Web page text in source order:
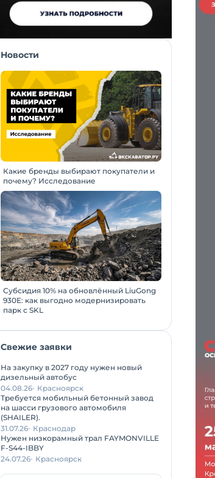
Новости
Какие бренды выбирают покупатели и
почему? Исследование
Субсидия 10% на обновлённый LiuGong
930E: как выгодно модернизировать
парк с SKL
Свежие заявки
На закупку в 2027 году нужен новый
дизельный автобус
04.08.26 Красноярск
Требуется мобильный бетонный завод
на шасси грузового автомобиля
(SHAILER).
31.07.26 Краснодар
Нужен низкорамный трал FAYMONVILLE
F-S44-IBBY
24.07.26 Красноярск